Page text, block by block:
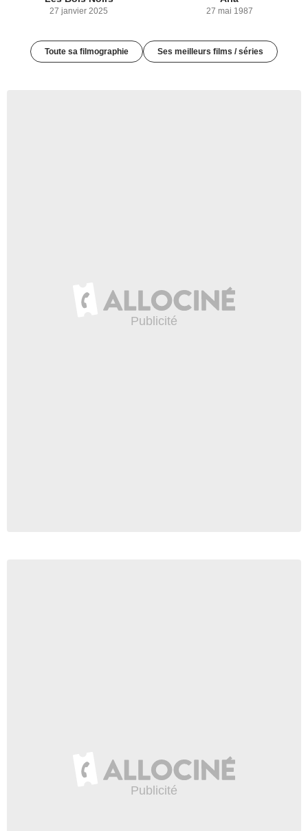
27 janvier 2025 27 mai 1987
Toute sa filmographie Ses meilleurs films / séries